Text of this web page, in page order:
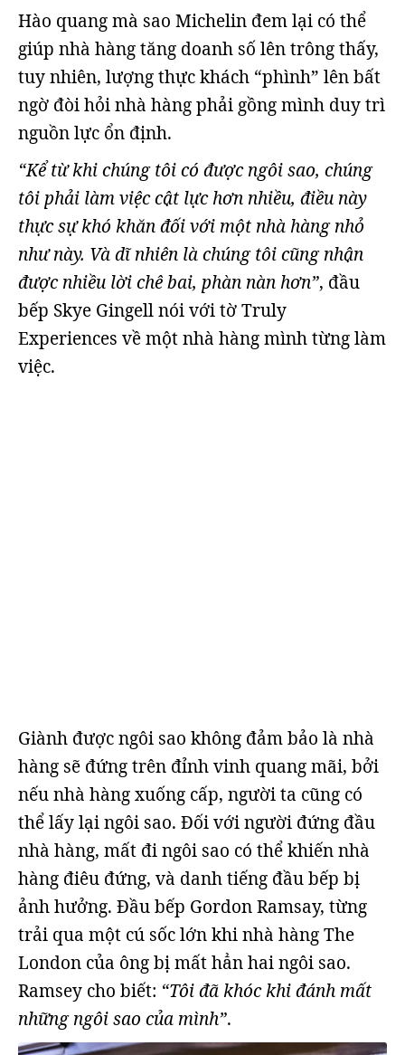
Hào quang mà sao Michelin đem lại có thể
giúp nhà hàng tăng doanh số lên trông thấy,
tuy nhiên, lượng thực khách “phình” lên bất
ngờ đòi hỏi nhà hàng phải gồng mình duy trì
nguồn lực ổn định.
“Kể từ khi chúng tôi có được ngôi sao, chúng
tôi phải làm việc cật lực hơn nhiều, điều này
thực sự khó khăn đối với một nhà hàng nhỏ
như này. Và dĩ nhiên là chúng tôi cũng nhận
được nhiều lời chê bai, phàn nàn hơn”, đầu
bếp Skye Gingell nói với tờ Truly
Experiences về một nhà hàng mình từng làm
việc.
Giành được ngôi sao không đảm bảo là nhà
hàng sẽ đứng trên đỉnh vinh quang mãi, bởi
nếu nhà hàng xuống cấp, người ta cũng có
thể lấy lại ngôi sao. Đối với người đứng đầu
nhà hàng, mất đi ngôi sao có thể khiến nhà
hàng điêu đứng, và danh tiếng đầu bếp bị
ảnh hưởng. Đầu bếp Gordon Ramsay, từng
trải qua một cú sốc lớn khi nhà hàng The
London của ông bị mất hẳn hai ngôi sao.
Ramsey cho biết: “Tôi đã khóc khi đánh mất
những ngôi sao của mình”.